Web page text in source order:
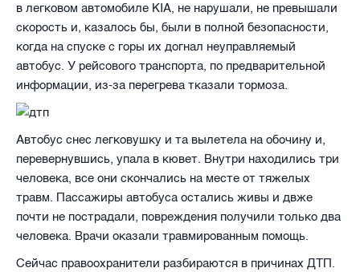
в легковом автомобиле KIA, не нарушали, не превышали
скорость и, казалось бы, были в полной безопасности,
когда на спуске с горы их догнал неуправляемый
автобус. У рейсового транспорта, по предварительной
информации, из-за перегрева тказали тормоза.
Автобус снес легковушку и та вылетела на обочину и,
перевернувшись, упала в кювет. Внутри находились три
человека, все они скончались на месте от тяжелых
травм. Пассажиры автобуса остались живы и двже
почти не пострадали, повреждения получили только два
человека. Врачи оказали травмированным помощь.
Сейчас правоохранители разбираются в причинах ДТП.